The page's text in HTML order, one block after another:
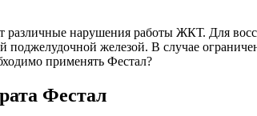
нарушения работы ЖКТ. Для
железой. В случае
применять Фестал?
Фестал